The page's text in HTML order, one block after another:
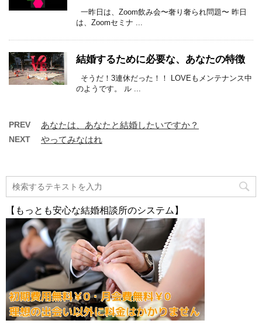
一昨日は、Zoom飲み会〜奢り奢られ問題〜 昨日
は、Zoomセミナ ...
結婚するために必要な、あなたの特徴
そうだ！3連休だった！！ LOVEもメンテナンス中
のようです。 ル ...
PREV あなたは、あなたと結婚したいですか？
NEXT やってみなはれ
【もっとも安心な結婚相談所のシステム】